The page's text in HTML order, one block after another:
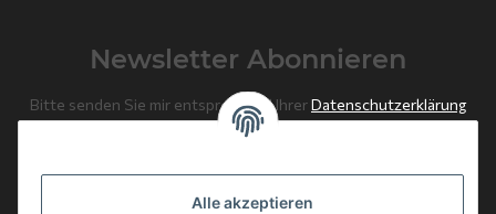
Alle akzeptieren
Newsletter Abonnieren
Bitte senden Sie mir entsprechend IhrerDatenschutzerklärung
regelmäßig und jederzeit widerruflich Informationen zu Ihrem